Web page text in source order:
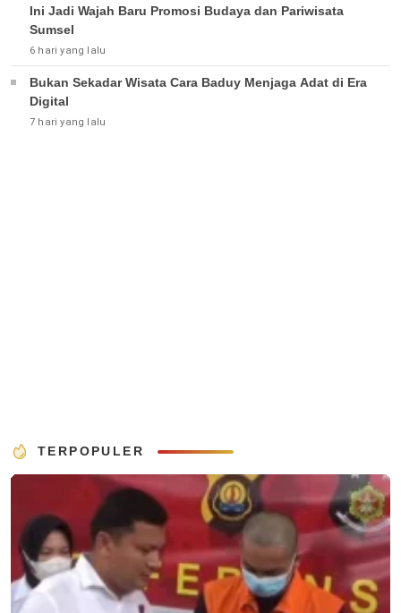
Ini Jadi Wajah Baru Promosi Budaya dan Pariwisata
Sumsel
6 hari yang lalu
Bukan Sekadar Wisata Cara Baduy Menjaga Adat di Era
Digital
7 hari yang lalu
TERPOPULER